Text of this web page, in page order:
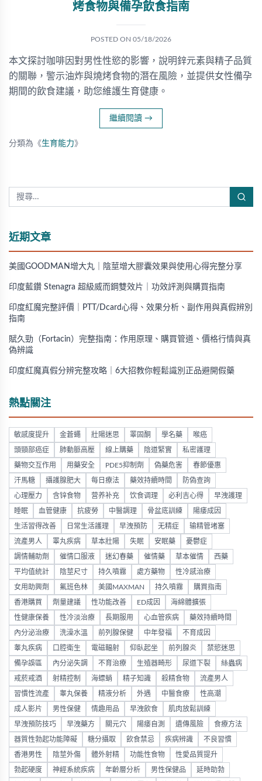
烤食物與備孕飲食指南
POSTED ON 05/18/2026
本文探討咖啡因對男性性慾的影響，說明鋅元素與精子品質
的關聯，警示油炸與燒烤食物的潛在風險，並提供女性備孕
期間的飲食建議，助您維護生育健康。
繼續閱讀 →
分類為《生育能力》
近期文章
美國GOODMAN增大丸｜陰莖增大膠囊效果與使用心得完整分享
印度藍鑽 Stenagra 超級威而鋼雙效片｜功效評測與購買指南
印度紅魔完整評價｜PTT/Dcard心得、效果分析、副作用與真假辨別
指南
賦久勁（Fortacin）完整指南：作用原理、購買管道、價格行情與真
偽辨識
印度紅魔真假分辨完整攻略｜6大招教你輕鬆識別正品避開假藥
熱點關注
敏感度提升 金蒼蠅 壯陽迷思 睪固酮 學名藥 喉癌
頭頸部癌症 肺動脈高壓 線上購藥 陰道緊實 私密護理
藥物交互作用 用藥安全 PDE5抑制劑 偽藥危害 春節優惠
汗馬糖 攝護腺肥大 每日療法 藥效持續時間 防偽查詢
心理壓力 含锌食物 营养补充 饮食调理 必利吉心得 早洩護理
睡眠 血管健康 抗疲勞 中醫調理 骨盆底訓練 陽痿成因
生活習得改善 日常生活護理 早洩預防 无精症 输精管堵塞
流產男人 睪丸疾病 草本壯陽 失眠 安眠藥 憂鬱症
調情輔助劑 催情口服液 迷幻春藥 催情藥 草本催情 西藥
平均值統計 陰莖尺寸 持久噴霧 處方藥物 性冷感治療
女用助興劑 氟班色林 美國MAXMAN 持久噴霧 購買指南
香港購買 劑量建議 性功能改善 ED成因 海綿體擴張
性健康保養 性冷淡治療 長期服用 心血管疾病 藥效持續時間
內分泌治療 洗澡水溫 前列腺保健 中年發福 不育成因
睾丸疾病 口腔衛生 電磁輻射 仰臥起坐 前列腺炎 禁慾迷思
備孕誤區 內分泌失調 不育治療 生殖器畸形 尿道下裂 絲蟲病
戒菸戒酒 射精控制 海螵蛸 精子知識 殺精食物 流產男人
習慣性流產 睾丸保養 精液分析 外遇 中醫食療 性高潮
成人影片 男性保健 情趣用品 早洩飲食 肌肉放鬆訓練
早洩預防技巧 早洩藥方 關元穴 陽痿自測 遺傳風險 食療方法
器質性勃起功能障礙 糖分攝取 飲食禁忌 疾病辨識 不良習慣
香港男性 陰莖外傷 體外射精 功能性食物 性愛品質提升
勃起硬度 神經系統疾病 年齡層分析 男性保健品 延時助勃